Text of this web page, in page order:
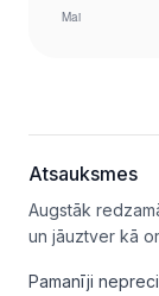
Atsauksmes
Augstāk
un jāuztver kā
Pamanīji